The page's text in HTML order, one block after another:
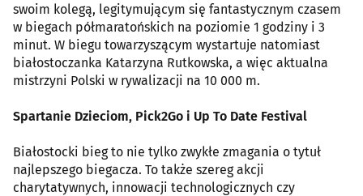
swoim kolegą, legitymującym się fantastycznym czasem
w biegach półmaratońskich na poziomie 1 godziny i 3
minut. W biegu towarzyszącym wystartuje natomiast
białostoczanka Katarzyna Rutkowska, a więc aktualna
mistrzyni Polski w rywalizacji na 10 000 m.
Spartanie Dzieciom, Pick2Go i Up To Date Festival
Białostocki bieg to nie tylko zwykłe zmagania o tytuł
najlepszego biegacza. To także szereg akcji
charytatywnych, innowacji technologicznych czy